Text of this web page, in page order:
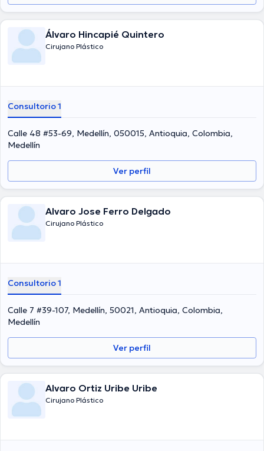
Álvaro Hincapié Quintero
Cirujano Plástico
Consultorio 1
Calle 48 #53-69, Medellín, 050015, Antioquia, Colombia,
Medellín
Ver perfil
Alvaro Jose Ferro Delgado
Cirujano Plástico
Consultorio 1
Calle 7 #39-107, Medellín, 50021, Antioquia, Colombia,
Medellín
Ver perfil
Alvaro Ortiz Uribe Uribe
Cirujano Plástico